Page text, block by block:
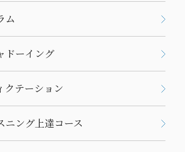
ム
ドーイング
クテーション
ニング上達コース